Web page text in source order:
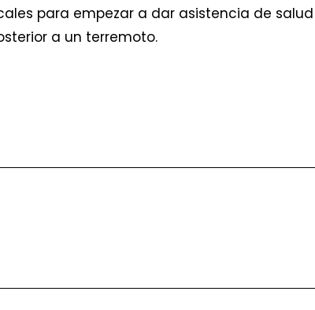
para empezar a dar asistencia de
a un terremoto.